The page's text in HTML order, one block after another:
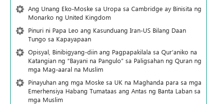
Ang Unang Eko-Moske sa Uropa sa Cambridge ay Binisita ng
Monarko ng United Kingdom
Pinuri ni Papa Leo ang Kasunduang Iran-US Bilang Daan
Tungo sa Kapayapaan
Opisyal, Binibigyang-diin ang Pagpapakilala sa Qur’aniko na
Katangian ng “Bayani na Pangulo” sa Paligsahan ng Quran ng
mga Mag-aaral na Muslim
Pinayuhan ang mga Moske sa UK na Maghanda para sa mga
Emerhensiya Habang Tumataas ang Antas ng Banta Laban sa
mga Muslim